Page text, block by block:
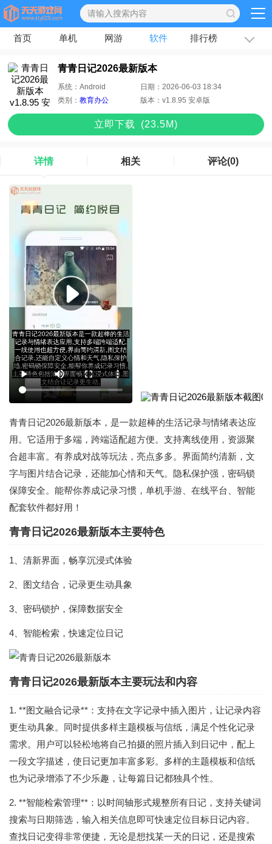
首页 单机 网游 软件 排行榜 专题
青青日记2026最新版本
系统：Android 日期：2026-06-03 18:34
类别：教育办公 版本：v1.8.95 安卓版
立即下载 (23.5M)
详情 相关 评论(0)
青青日记2026最新版本，是一款超棒的生活记录与情绪表达应
用。它适用于多端，跨端适配超方便。支持离线使用，资源聚
合超丰富。有养成对战等玩法，亮点多多。界面简约清新，文
字与图片结合记录，还能加心情和天气。隐私保护强，密码锁
保障安全。能帮你养成记录习惯，单机手游、在线平台、智能
配套软件都好用！
青青日记2026最新版本主要特色
1、清新界面，畅享沉浸式体验
2、图文结合，记录更生动具象
3、密码锁护，保障数据安全
4、智能检索，快速定位日记
青青日记2026最新版本主要玩法和内容
1. **图文融合记录**：支持在文字记录中插入图片，让记录内容
更生动具象。同时提供多样主题模板与信纸，满足个性化记录
需求。用户可以轻松地将自己拍摄的照片插入到日记中，配上
一段文字描述，使日记更加丰富多彩。多样的主题模板和信纸
也为记录增添了不少乐趣，让每篇日记都独具个性。
2. **智能检索管理**：以时间轴形式规整所有日记，支持关键词
搜索与日期筛选，输入相关信息即可快速定位目标日记内容。
查找日记变得非常便捷，无论是想找某一天的日记，还是搜索